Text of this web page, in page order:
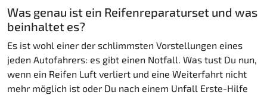
Was genau ist ein Reifenreparaturset und was
beinhaltet es?
Es ist wohl einer der schlimmsten Vorstellungen eines
jeden Autofahrers: es gibt einen Notfall. Was tust Du nun,
wenn ein Reifen Luft verliert und eine Weiterfahrt nicht
mehr möglich ist oder Du nach einem Unfall Erste-Hilfe